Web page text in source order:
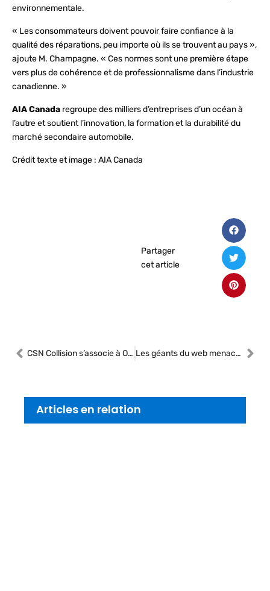
environnementale.
« Les consommateurs doivent pouvoir faire confiance à la
qualité des réparations, peu importe où ils se trouvent au pays »,
ajoute M. Champagne. « Ces normes sont une première étape
vers plus de cohérence et de professionnalisme dans l’industrie
canadienne. »
AIA Canada regroupe des milliers d’entreprises d’un océan à
l’autre et soutient l’innovation, la formation et la durabilité du
marché secondaire automobile.
Crédit texte et image : AIA Canada
Partager
cet article
CSN Collision s’associe à ONCAP pour accélérer sa croissance Les géants du web menacent la distribution automobile traditionnelle
Articles en relation